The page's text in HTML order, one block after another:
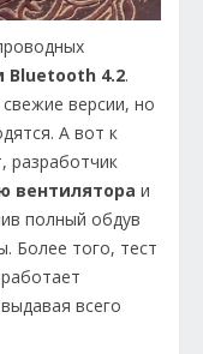
Bluetooth 4.2.
версии, но
А вот к
разработчик
вентилятора и
полный обдув
Более того, тест
всего